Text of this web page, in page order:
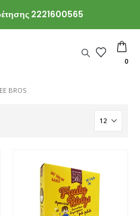
2221600565
0
BROS